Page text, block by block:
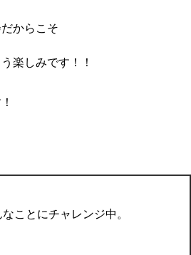
からこそ
楽しみです！！
ことにチャレンジ中。